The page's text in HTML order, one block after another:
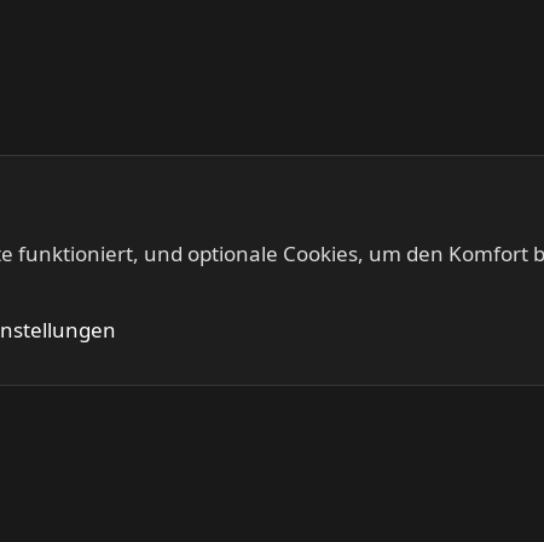
funktioniert, und optionale Cookies, um den Komfort